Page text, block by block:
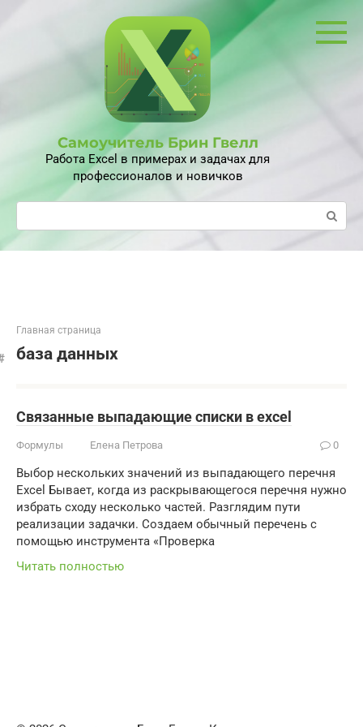
Самоучитель Брин Гвелл
Работа Excel в примерах и задачах для
профессионалов и новичков
Поиск:
Главная страница
база данных
Связанные выпадающие списки в excel
Формулы Елена Петрова 0
Выбор нескольких значений из выпадающего перечня
Excel Бывает, когда из раскрывающегося перечня нужно
избрать сходу несколько частей. Разглядим пути
реализации задачки. Создаем обычный перечень с
помощью инструмента «Проверка
Читать полностью